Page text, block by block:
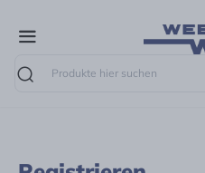
Suche